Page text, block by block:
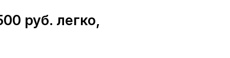
руб. легко,